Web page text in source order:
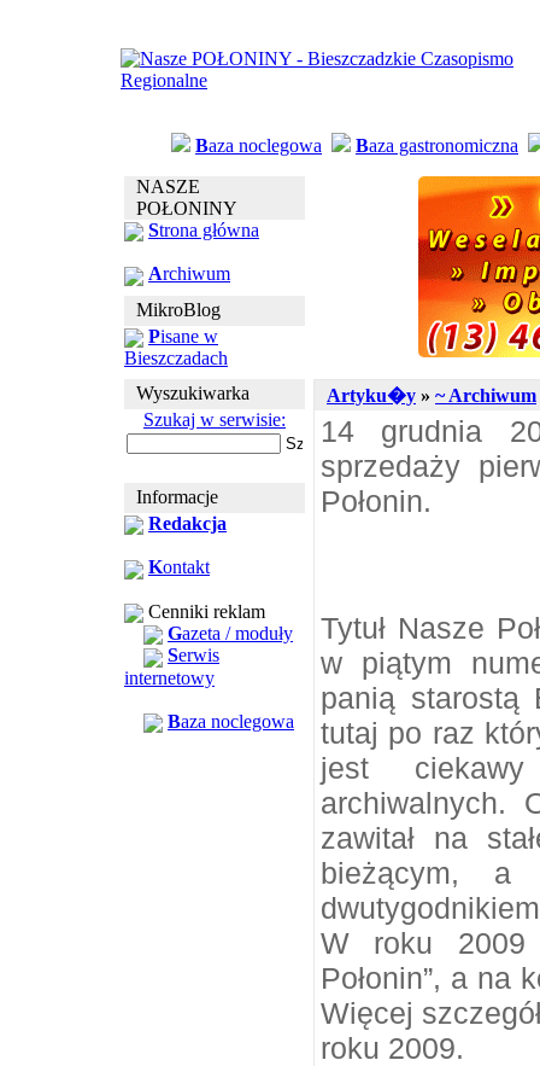
Baza noclegowa Baza gastronomiczna
NASZE
POŁONINY
Strona główna
Archiwum
MikroBlog
Pisane w
Bieszczadach
Wyszukiwarka
Szukaj w serwisie:
Informacje
Redakcja
Kontakt
Cenniki reklam
Gazeta / moduły
Serwis
internetowy
Baza noclegowa
Artyku�y » ~ Archiwum
14 grudnia
sprzedaży
Połonin.
Tytuł Nasze
w piątym
panią starostą
tutaj po raz
jest
archiwalnych.
zawitał na
bieżącym,
W roku 2009
Połonin”, a na
Więcej
roku 2009.